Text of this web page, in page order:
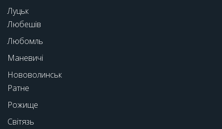
Луцьк
Любешів
Любомль
Маневичі
Нововолинськ
Ратне
Рожище
Світязь